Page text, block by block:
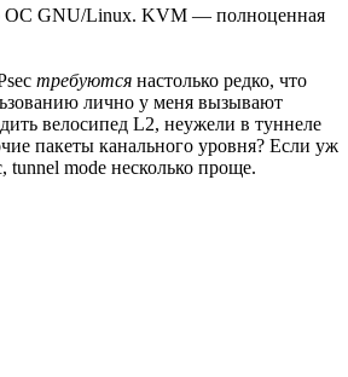
ОС GNU/Linux. KVM — полноценная
требуются настолько редко, что
лично у меня вызывают
велосипед L2, неужели в туннеле
пакеты канального уровня? Если уж
tunnel mode несколько проще.